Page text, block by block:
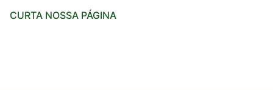
CURTA NOSSA PÁGINA